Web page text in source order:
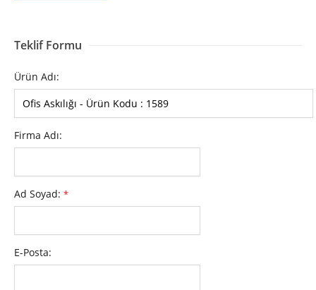
Teklif Formu
Ürün Adı:
Firma Adı:
Ad Soyad: *
E-Posta: